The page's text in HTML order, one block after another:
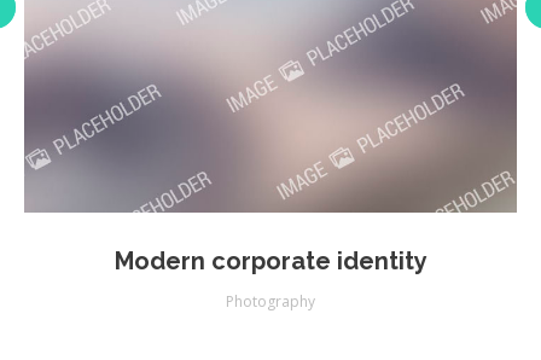
Modern corporate identity
Photography